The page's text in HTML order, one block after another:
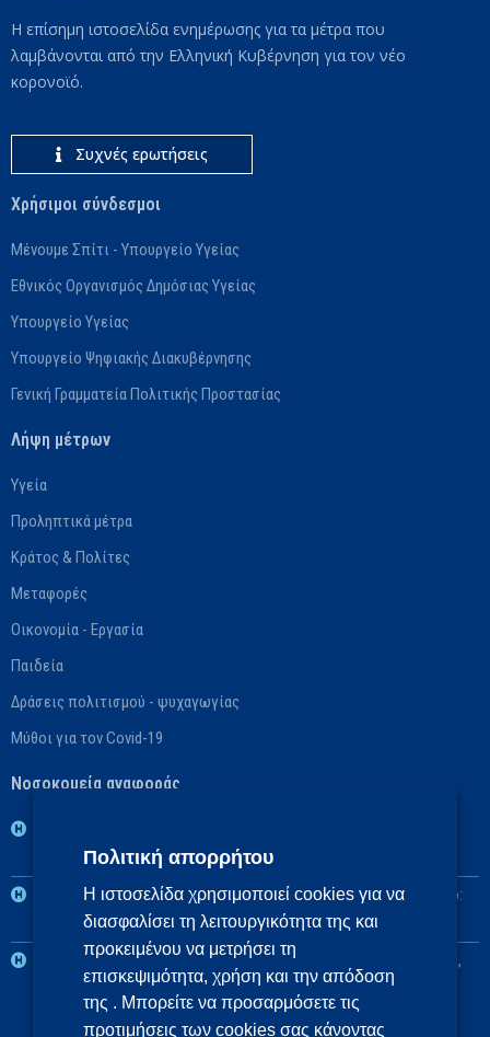
Η επίσημη ιστοσελίδα ενημέρωσης για τα μέτρα που
λαμβάνονται από την Ελληνική Κυβέρνηση για τον νέο
κορονοϊό.
Συχνές ερωτήσεις
Χρήσιμοι σύνδεσμοι
Μένουμε Σπίτι - Υπουργείο Υγείας
Εθνικός Οργανισμός Δημόσιας Υγείας
Υπουργείο Υγείας
Υπουργείο Ψηφιακής Διακυβέρνησης
Γενική Γραμματεία Πολιτικής Προστασίας
Λήψη μέτρων
Υγεία
Προληπτικά μέτρα
Κράτος & Πολίτες
Μεταφορές
Οικονομία - Εργασία
Παιδεία
Δράσεις πολιτισμού - ψυχαγωγίας
Μύθοι για τον Covid-19
Νοσοκομεία αναφοράς
Αναπληρωματικό: ΓΝ Αθηνών «Ο Ευαγγελισμός»
2η ΥΠΕ: Βασικό: Πανεπιστημιακό ΓΝ «Αττικόν», Αναπληρωματικό:
ΓΝ Ελευσίνας «Θριάσιο»
3η και 4η ΥΠΕ: Βασικό: Πανεπιστημιακό ΓΝ Θεσσαλονίκης ΑΧΕΠΑ,
Αναπληρωματικά: Πανεπιστημιακό ΓΝ Αλεξανδρούπολης, ΓΝ
Πτολεμαΐδας «Μποδοσάκειο»
Πολιτική απορρήτου
Η ιστοσελίδα χρησιμοποιεί cookies για να
διασφαλίσει τη λειτουργικότητα της και
προκειμένου να μετρήσει τη
επισκεψιμότητα, χρήση και την απόδοση
της . Μπορείτε να προσαρμόσετε τις
προτιμήσεις των cookies σας κάνοντας